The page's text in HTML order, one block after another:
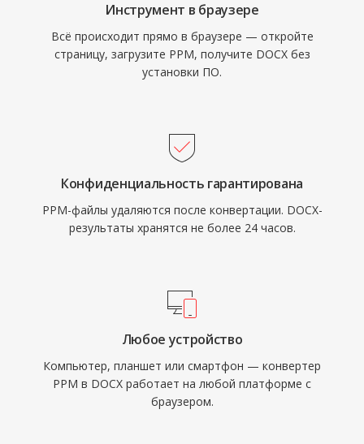
Инструмент в браузере
Всё происходит прямо в браузере — откройте
страницу, загрузите PPM, получите DOCX без
установки ПО.
Конфиденциальность гарантирована
PPM-файлы удаляются после конвертации. DOCX-
результаты хранятся не более 24 часов.
Любое устройство
Компьютер, планшет или смартфон — конвертер
PPM в DOCX работает на любой платформе с
браузером.